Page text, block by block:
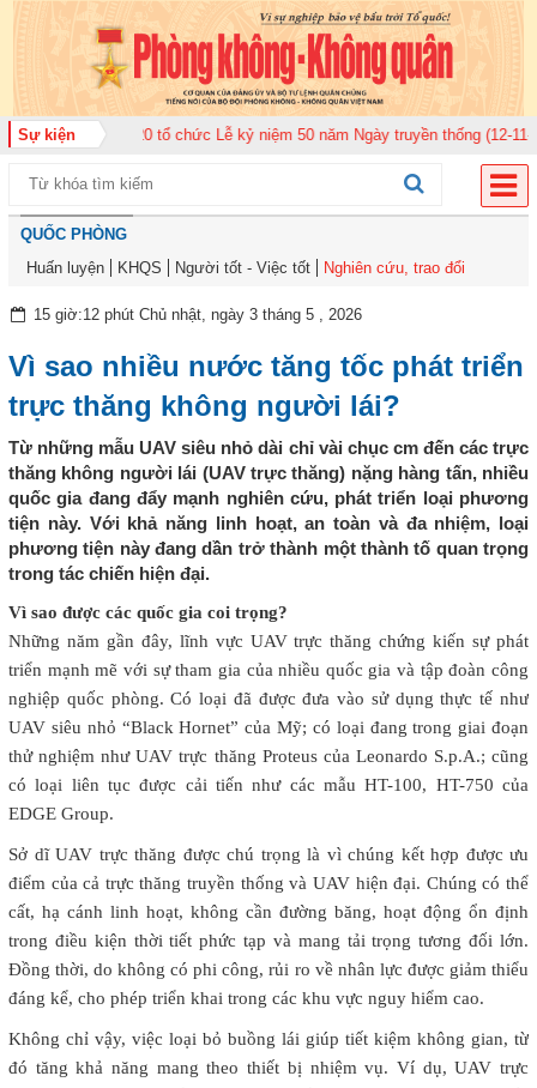
Sự kiệnquân 920 tổ chức Lễ kỷ niệm 50 năm Ngày truyền thống (12-11-1975/
QUỐC PHÒNG
Huấn luyện
KHQS Người tốt - Việc tốt Nghiên cứu, trao đổi
15 giờ:12 phút Chủ nhật, ngày 3 tháng 5 , 2026
Vì sao nhiều nước tăng tốc phát triển
trực thăng không người lái?
Từ những mẫu UAV siêu nhỏ dài chỉ vài chục cm đến các trực
thăng không người lái (UAV trực thăng) nặng hàng tấn, nhiều
quốc gia đang đẩy mạnh nghiên cứu, phát triển loại phương
tiện này. Với khả năng linh hoạt, an toàn và đa nhiệm, loại
phương tiện này đang dần trở thành một thành tố quan trọng
trong tác chiến hiện đại.
Vì sao được các quốc gia coi trọng?
Những năm gần đây, lĩnh vực UAV trực thăng chứng kiến sự phát
triển mạnh mẽ với sự tham gia của nhiều quốc gia và tập đoàn công
nghiệp quốc phòng. Có loại đã được đưa vào sử dụng thực tế như
UAV siêu nhỏ “Black Hornet” của Mỹ; có loại đang trong giai đoạn
thử nghiệm như UAV trực thăng Proteus của Leonardo S.p.A.; cũng
có loại liên tục được cải tiến như các mẫu HT-100, HT-750 của
EDGE Group.
Sở dĩ UAV trực thăng được chú trọng là vì chúng kết hợp được ưu
điểm của cả trực thăng truyền thống và UAV hiện đại. Chúng có thể
cất, hạ cánh linh hoạt, không cần đường băng, hoạt động ổn định
trong điều kiện thời tiết phức tạp và mang tải trọng tương đối lớn.
Đồng thời, do không có phi công, rủi ro về nhân lực được giảm thiểu
đáng kể, cho phép triển khai trong các khu vực nguy hiểm cao.
Không chỉ vậy, việc loại bỏ buồng lái giúp tiết kiệm không gian, từ
đó tăng khả năng mang theo thiết bị nhiệm vụ. Ví dụ, UAV trực